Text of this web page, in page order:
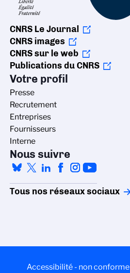
CNRS Le Journal
CNRS images
CNRS sur le web
Publications du CNRS
Votre profil
Presse
Recrutement
Entreprises
Fournisseurs
Interne
Nous suivre
Tous nos réseaux sociaux
Accessibilité - non conforme